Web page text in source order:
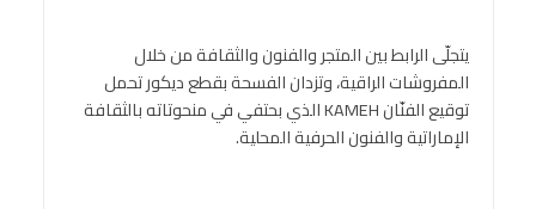
يتجلّى الرابط بين المتجر والفنون والثقافة من خلال
المفروشات الراقية، وتزدان الفسحة بقطع ديكور تحمل
توقيع الفنّان KAMEH الذي بحتفي في منحوتاته بالثقافة
الإماراتية والفنون الحرفية المحلية.